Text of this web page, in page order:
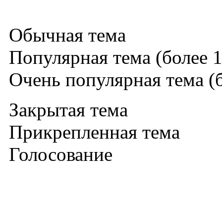
Обычная тема
Популярная тема (более
Очень популярная тема
Закрытая тема
Прикрепленная тема
Голосование